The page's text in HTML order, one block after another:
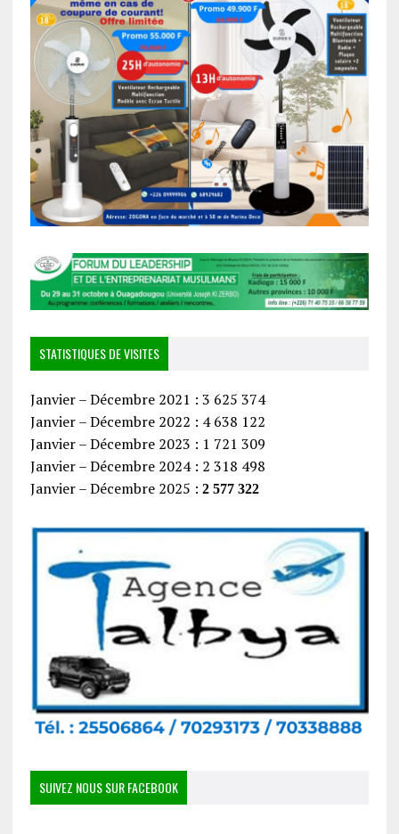
STATISTIQUES DE VISITES
Janvier – Décembre 2021 : 3 625 374
Janvier – Décembre 2022 : 4 638 122
Janvier – Décembre 2023 : 1 721 309
Janvier – Décembre 2024 : 2 318 498
Janvier – Décembre 2025 : 2 577 322
SUIVEZ NOUS SUR FACEBOOK